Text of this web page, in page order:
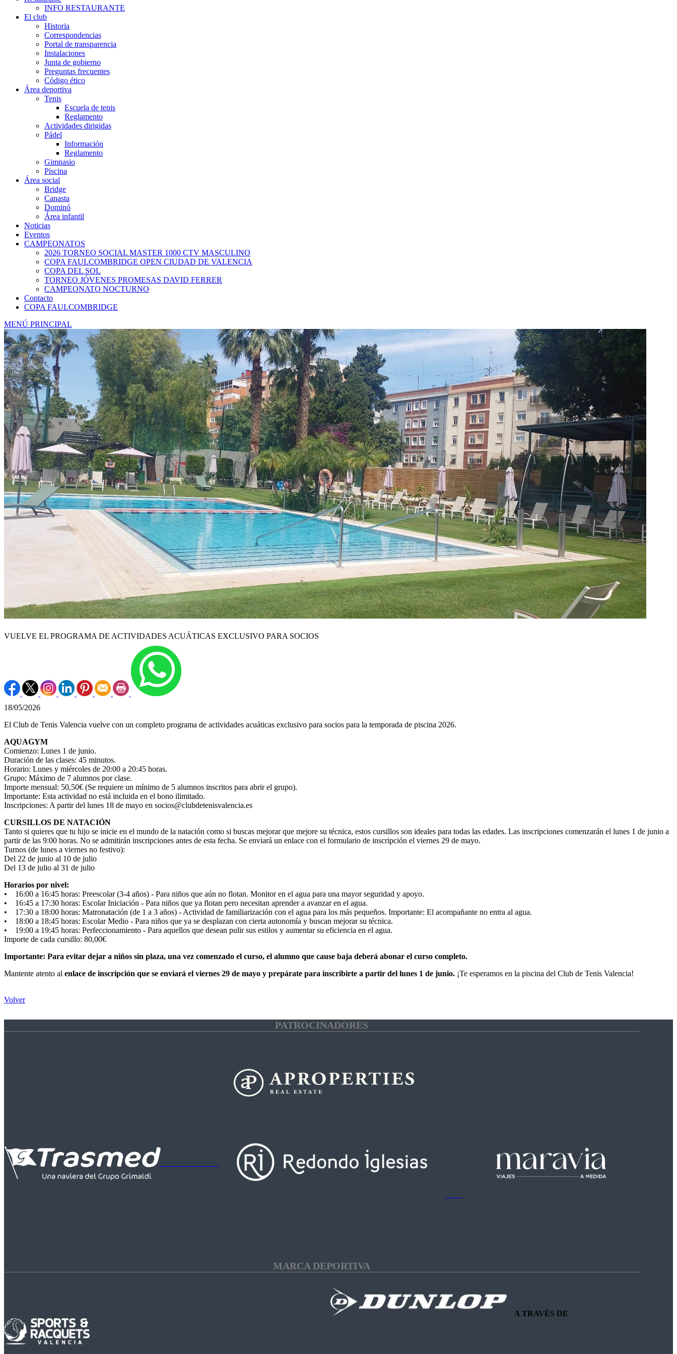
INFO RESTAURANTE
El club
Historia
Correspondencias
Portal de transparencia
Instalaciones
Junta de gobierno
Preguntas frecuentes
Código ético
Área deportiva
Tenis
Escuela de tenis
Reglamento
Actividades dirigidas
Pádel
Información
Reglamento
Gimnasio
Piscina
Área social
Bridge
Canasta
Dominó
Área infantil
Noticias
Eventos
CAMPEONATOS
2026 TORNEO SOCIAL MASTER 1000 CTV MASCULINO
COPA FAULCOMBRIDGE OPEN CIUDAD DE VALENCIA
COPA DEL SOL
TORNEO JÓVENES PROMESAS DAVID FERRER
CAMPEONATO NOCTURNO
Contacto
COPA FAULCOMBRIDGE
MENÚ PRINCIPAL
VUELVE EL PROGRAMA DE ACTIVIDADES ACUÁTICAS EXCLUSIVO PARA SOCIOS
18/05/2026
El Club de Tenis Valencia vuelve con un completo programa de actividades acuáticas exclusivo para socios para la temporada de piscina 2026.
AQUAGYM
Comienzo: Lunes 1 de junio.
Duración de las clases: 45 minutos.
Horario: Lunes y miércoles de 20:00 a 20:45 horas.
Grupo: Máximo de 7 alumnos por clase.
Importe mensual: 50,50€ (Se requiere un mínimo de 5 alumnos inscritos para abrir el grupo).
Importante: Esta actividad no está incluida en el bono ilimitado.
Inscripciones: A partir del lunes 18 de mayo en socios@clubdetenisvalencia.es
CURSILLOS DE NATACIÓN
Tanto si quieres que tu hijo se inicie en el mundo de la natación como si buscas mejorar que mejore su técnica, estos cursillos son ideales para todas las edades. Las inscripciones comenzarán el lunes 1 de junio a
partir de las 9:00 horas. No se admitirán inscripciones antes de esta fecha. Se enviará un enlace con el formulario de inscripción el viernes 29 de mayo.
Turnos (de lunes a viernes no festivo):
Del 22 de junio al 10 de julio
Del 13 de julio al 31 de julio
Horarios por nivel:
• 16:00 a 16:45 horas: Preescolar (3-4 años) - Para niños que aún no flotan. Monitor en el agua para una mayor seguridad y apoyo.
• 16:45 a 17:30 horas: Escolar Iniciación - Para niños que ya flotan pero necesitan aprender a avanzar en el agua.
• 17:30 a 18:00 horas: Matronatación (de 1 a 3 años) - Actividad de familiarización con el agua para los más pequeños. Importante: El acompañante no entra al agua.
• 18:00 a 18:45 horas: Escolar Medio - Para niños que ya se desplazan con cierta autonomía y buscan mejorar su técnica.
• 19:00 a 19:45 horas: Perfeccionamiento - Para aquellos que desean pulir sus estilos y aumentar su eficiencia en el agua.
Importe de cada cursillo: 80,00€
Importante: Para evitar dejar a niños sin plaza, una vez comenzado el curso, el alumno que cause baja deberá abonar el curso completo.
Mantente atento al enlace de inscripción que se enviará el viernes 29 de mayo y prepárate para inscribirte a partir del lunes 1 de junio. ¡Te esperamos en la piscina del Club de Tenis Valencia!
Volver
PATROCINADORES
MARCA DEPORTIVA
A TRAVÉS DE